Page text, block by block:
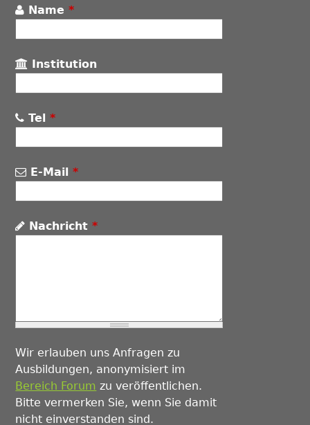
Name*
Institution
Tel*
E-Mail*
Nachricht*
Wir erlauben uns Anfragen zu
Ausbildungen, anonymisiert im
Bereich Forum zu veröffentlichen.
Bitte vermerken Sie, wenn Sie damit
nicht einverstanden sind.